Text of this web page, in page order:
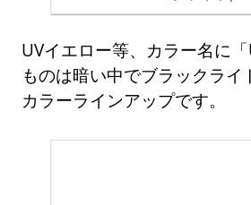
UVイエロー等、カラー名に
ものは暗い中でブラックライ
カラーラインアップです。